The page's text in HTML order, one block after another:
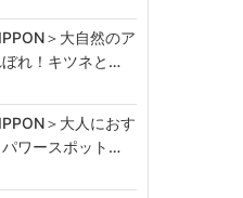
＞大自然のア
れ！キツネと…
＞大人におす
ワースポット…